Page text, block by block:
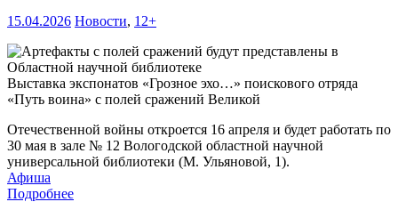
15.04.2026 Новости, 12+
Выставка экспонатов «Грозное эхо…» поискового отряда
«Путь воина» с полей сражений Великой
Отечественной войны откроется 16 апреля и будет работать по
30 мая в зале № 12 Вологодской областной научной
универсальной библиотеки (М. Ульяновой, 1).
Афиша
Подробнее